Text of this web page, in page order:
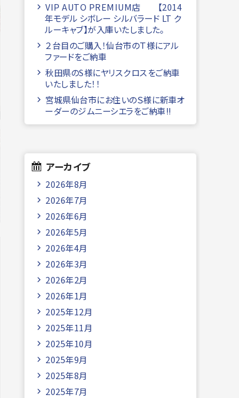
VIP AUTO PREMIUM店 【2014
年モデル シボレー シルバラード LT ク
ルーキャブ】が入庫いたしました。
２台目のご購入！仙台市のＴ様にアル
ファードをご納車
秋田県のS様にヤリスクロスをご納車
いたしました！！
宮城県仙台市にお住いのＳ様に新車オ
ーダーのジムニーシエラをご納車!!
アーカイブ
2026年8月
2026年7月
2026年6月
2026年5月
2026年4月
2026年3月
2026年2月
2026年1月
2025年12月
2025年11月
2025年10月
2025年9月
2025年8月
2025年7月